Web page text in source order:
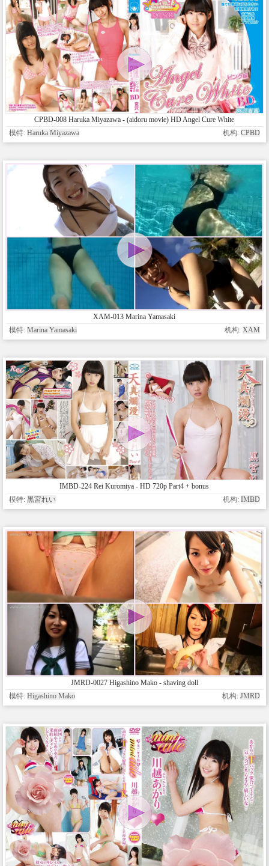
CPBD-008 Haruka Miyazawa - (aidoru movie) HD Angel Cure White
模特: Haruka Miyazawa 机构: CPBD
XAM-013 Marina Yamasaki
模特: Marina Yamasaki 机构: XAM
IMBD-224 Rei Kuromiya - HD 720p Part4 + bonus
模特: 黒宮れい 机构: IMBD
JMRD-0027 Higashino Mako - shaving doll
模特: Higashino Mako 机构: JMRD